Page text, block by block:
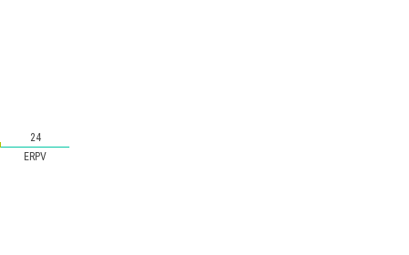
ERPV
24